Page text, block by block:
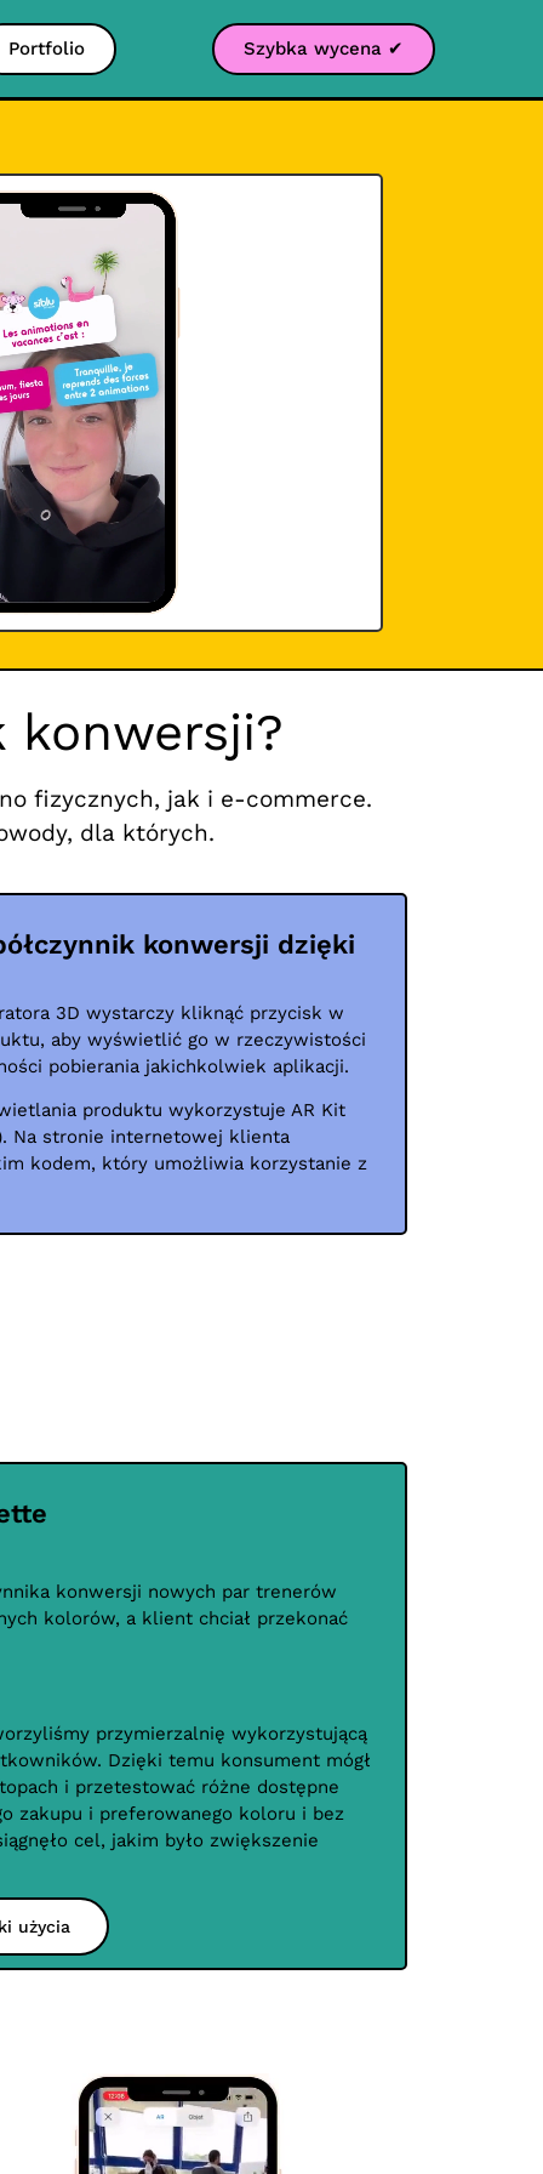
Portfolio Szybka wycena ✔
konwersji?
fizycznych, jak i e-commerce.
dla których.
konwersji dzięki
3D wystarczy kliknąć przycisk w
aby wyświetlić go w rzeczywistości
pobierania jakichkolwiek aplikacji.
produktu wykorzystuje AR Kit
Na stronie internetowej klienta
kodem, który umożliwia korzystanie z
konwersji nowych par trenerów
kolorów, a klient chciał przekonać
przymierzalnię wykorzystującą
Dzięki temu konsument mógł
i przetestować różne dostępne
zakupu i preferowanego koloru i bez
cel, jakim było zwiększenie
użycia